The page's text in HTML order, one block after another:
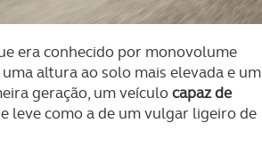
era conhecido por monovolume
uma altura ao solo mais elevada e um
geração, um veículocapaz de
leve como a de um vulgar ligeiro de